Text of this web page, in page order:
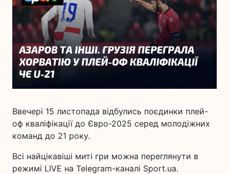
Ввечері 15 листопада відбулись поєдинки плей-
оф кваліфікації до Євро-2025 серед молодіжних
команд до 21 року.
Всі найцікавіші миті гри можна переглянути в
режимі LIVE на Telegram-каналі Sport.ua.